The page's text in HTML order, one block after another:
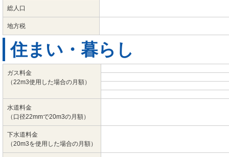
総人口
地方税
住まい・暮らし
ガス料金
（22m3使用した場合の月額）
水道料金
（口径22mmで20m3の月額）
下水道料金
（20m3を使用した場合の月額）